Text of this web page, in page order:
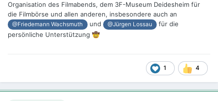
Organisation des Filmabends, dem 3F-Museum Deidesheim für
die Filmbörse und allen anderen, insbesondere auch an
@Friedemann Wachsmuth und @Jürgen Lossau
für die
persönliche Unterstützung 🤠
1 4